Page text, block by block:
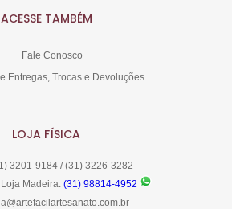
ACESSE TAMBÉM
Fale Conosco
Entregas, Trocas e Devoluções
LOJA FÍSICA
3201-9184 / (31) 3226-3282
Madeira: (31) 98814-4952